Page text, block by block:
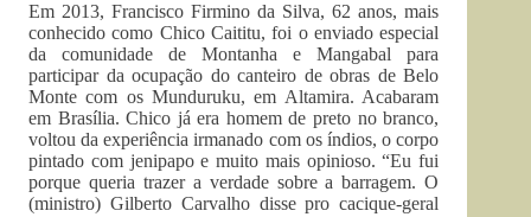
Em 2013, Francisco Firmino da Silva, 62 anos, mais
conhecido como Chico Caititu, foi o enviado especial
da comunidade de Montanha e Mangabal para
participar da ocupação do canteiro de obras de Belo
Monte com os Munduruku, em Altamira. Acabaram
em Brasília. Chico já era homem de preto no branco,
voltou da experiência irmanado com os índios, o corpo
pintado com jenipapo e muito mais opinioso. “Eu fui
porque queria trazer a verdade sobre a barragem. O
(ministro) Gilberto Carvalho disse pro cacique-geral